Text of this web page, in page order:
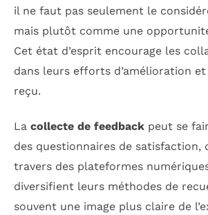
il ne faut pas seulement le
mais plutôt comme une
Cet état d’esprit encourage les
dans leurs efforts d’amélioration
reçu.
La collecte de feedback peut se
des questionnaires de satisfaction,
travers des plateformes
diversifient leurs méthodes de
souvent une image plus claire de